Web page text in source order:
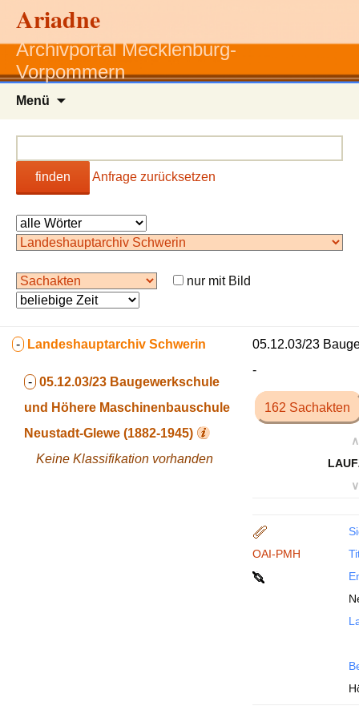
Ariadne
Archivportal Mecklenburg-
Vorpommern
Menü
finden Anfrage zurücksetzen
nur mit Bild
- Landeshauptarchiv Schwerin
- 05.12.03/23 Baugewerkschule
und Höhere Maschinenbauschule
Neustadt-Glewe (1882-1945)
Keine Klassifikation vorhanden
05.12.03/23
-
162 Sachakten
∧
∨
OAI-PMH